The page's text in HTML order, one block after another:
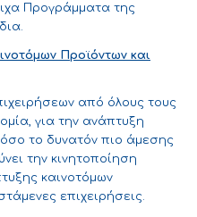
Προγράμματα της
Προϊόντων και
από όλους τους
για την ανάπτυξη
το δυνατόν πιο άμεσης
την κινητοποίηση
καινοτόμων
επιχειρήσεις.